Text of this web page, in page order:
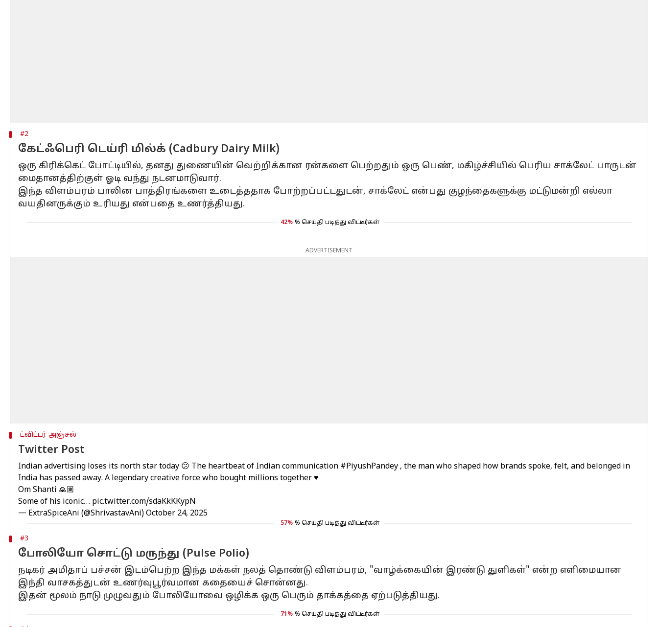
#2
கேட்ஃபெரி டெய்ரி மில்க் (Cadbury Dairy Milk)
ஒரு கிரிக்கெட் போட்டியில், தனது துணையின் வெற்றிக்கான ரன்களை பெற்றதும் ஒரு பெண், மகிழ்ச்சியில் பெரிய சாக்லேட் பாருடன்
மைதானத்திற்குள் ஓடி வந்து நடனமாடுவார்.
இந்த விளம்பரம் பாலின பாத்திரங்களை உடைத்ததாக போற்றப்பட்டதுடன், சாக்லேட் என்பது குழந்தைகளுக்கு மட்டுமன்றி எல்லா
வயதினருக்கும் உரியது என்பதை உணர்த்தியது.
42% % செய்தி படித்து விட்டீர்கள்
ADVERTISEMENT
ட்விட்டர் அஞ்சல்
Twitter Post
Indian advertising loses its north star today 😕 The heartbeat of Indian communication #PiyushPandey , the man who shaped how brands spoke, felt, and belonged in
India has passed away. A legendary creative force who bought millions together ♥️
Om Shanti 🙏🏽
Some of his iconic… pic.twitter.com/sdaKkKKypN
— ExtraSpiceAni (@ShrivastavAni) October 24, 2025
57% % செய்தி படித்து விட்டீர்கள்
#3
போலியோ சொட்டு மருந்து (Pulse Polio)
நடிகர் அமிதாப் பச்சன் இடம்பெற்ற இந்த மக்கள் நலத் தொண்டு விளம்பரம், "வாழ்க்கையின் இரண்டு துளிகள்" என்ற எளிமையான
இந்தி வாசகத்துடன் உணர்வுபூர்வமான கதையைச் சொன்னது.
இதன் மூலம் நாடு முழுவதும் போலியோவை ஒழிக்க ஒரு பெரும் தாக்கத்தை ஏற்படுத்தியது.
71% % செய்தி படித்து விட்டீர்கள்